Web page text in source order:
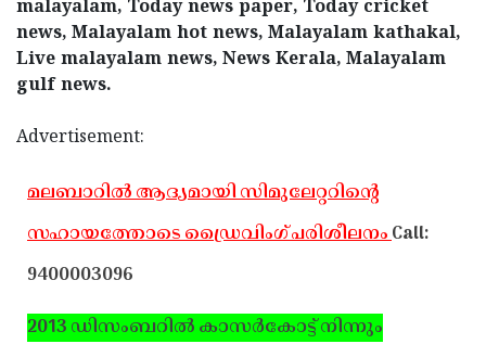
malayalam, Today news paper, Today cricket
news, Malayalam hot news, Malayalam kathakal,
Live malayalam news, News Kerala, Malayalam
gulf news.
Advertisement:
മലബാറില്‍ ആദ്യമായി സിമുലേറ്ററിന്റെ
സഹായത്തോടെ ഡ്രൈവിംഗ് പരിശീലനംCall:
9400003096
2013 ഡിസംബറില്‍ കാസര്‍കോട്ട് നിന്നും